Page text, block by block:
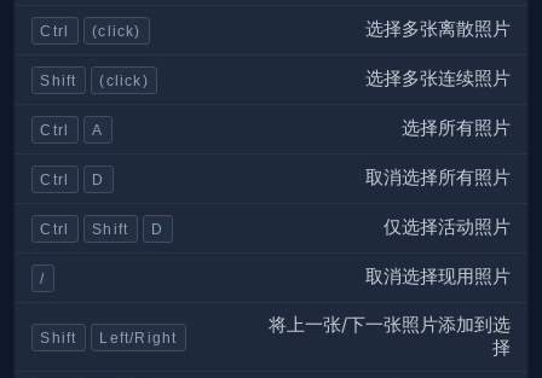
Ctrl (click) 选择多张离散照片
Shift (click) 选择多张连续照片
Ctrl A 选择所有照片
Ctrl D 取消选择所有照片
Ctrl Shift D 仅选择活动照片
/ 取消选择现用照片
Shift Left/Right
将上一张/下一张照片添加到选
择